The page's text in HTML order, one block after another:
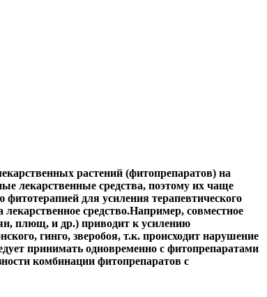
растений (фитопрепаратов) на
лекарственные средства, поэтому их чаще
для усиления терапевтического
средство.Например, совместное
плющ, и др.) приводит к усилению
гинго, зверобоя, т.к. происходит нарушение
принимать одновременно с фитопрепаратами
комбинации фитопрепаратов с